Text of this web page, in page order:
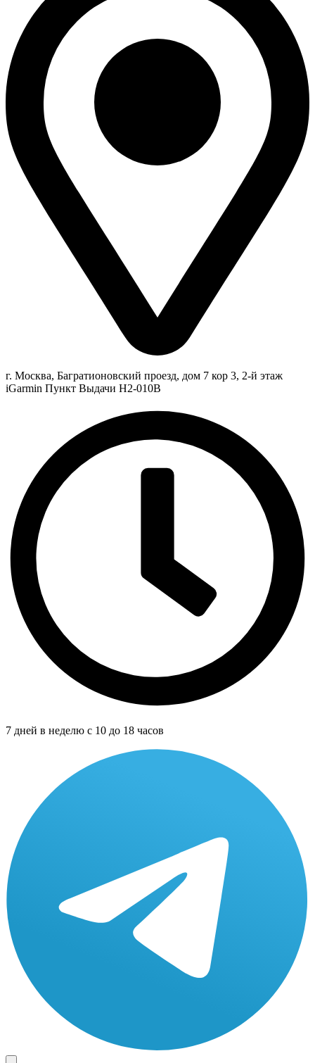
г. Москва, Багратионовский проезд, дом 7 кор 3, 2-й этаж
iGarmin Пункт Выдачи Н2-010В
7 дней в неделю с 10 до 18 часов